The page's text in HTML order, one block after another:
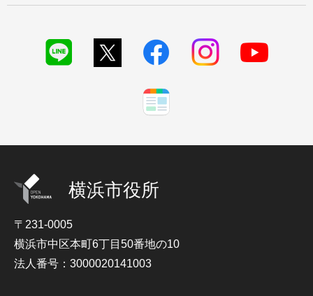
横浜市役所
〒231-0005
横浜市中区本町6丁目50番地の10
法人番号：3000020141003